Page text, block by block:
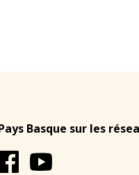
Basque sur les